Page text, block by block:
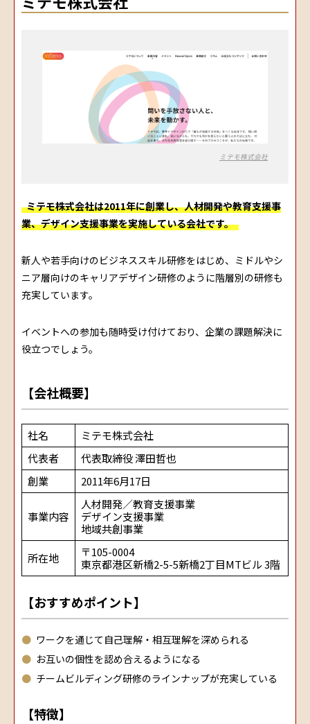
ミテモ株式会社
ミテモ株式会社は2011年に創業し、人材開発や教育支援事
業、デザイン支援事業を実施している会社です。
新人や若手向けのビジネススキル研修をはじめ、ミドルやシ
ニア層向けのキャリアデザイン研修のように階層別の研修も
充実しています。
イベントへの参加も随時受け付けており、企業の課題解決に
役立つでしょう。
【会社概要】
社名
ミテモ株式会社
代表者
代表取締役 澤田哲也
創業
2011年6月17日
事業内容
人材開発／教育支援事業
デザイン支援事業
地域共創事業
所在地
〒105-0004
東京都港区新橋2-5-5新橋2丁目MTビル 3階
【おすすめポイント】
ワークを通じて自己理解・相互理解を深められる
お互いの個性を認め合えるようになる
チームビルディング研修のラインナップが充実している
【特徴】